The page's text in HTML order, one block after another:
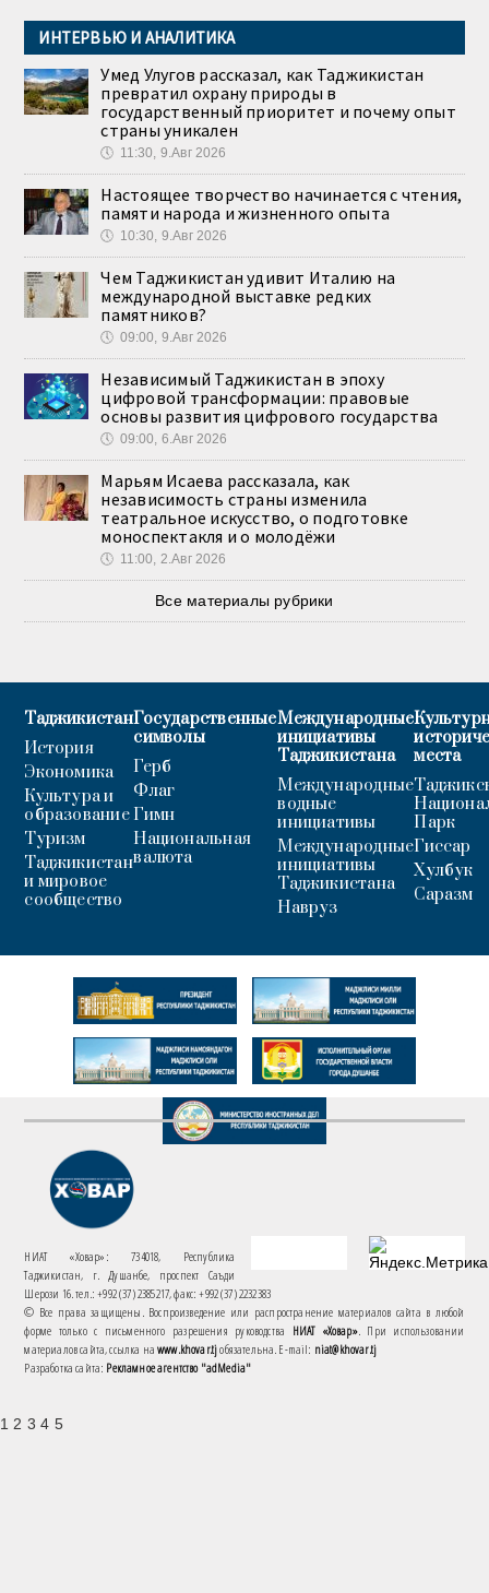
ИНТЕРВЬЮ И АНАЛИТИКА
Умед Улугов рассказал, как Таджикистан
превратил охрану природы в
государственный приоритет и почему опыт
страны уникален
🕔 11:30, 9.Авг 2026
Настоящее творчество начинается с чтения,
памяти народа и жизненного опыта
🕔 10:30, 9.Авг 2026
Чем Таджикистан удивит Италию на
международной выставке редких
памятников?
🕔 09:00, 9.Авг 2026
Независимый Таджикистан в эпоху
цифровой трансформации: правовые
основы развития цифрового государства
🕔 09:00, 6.Авг 2026
Марьям Исаева рассказала, как
независимость страны изменила
театральное искусство, о подготовке
моноспектакля и о молодёжи
🕔 11:00, 2.Авг 2026
Все материалы рубрики
Таджикистан
История
Экономика
Культура и
образование
Туризм
Таджикистан
и мировое
сообщество
Государственные
символы
Герб
Флаг
Гимн
Национальная
валюта
Международные
инициативы
Таджикистана
Международные
водные
инициативы
Международные
инициативы
Таджикистана
Навруз
места
Парк
Гиссар
Хулбук
Саразм
НИАТ «Ховар»: 734018, Республика
Таджикистан, г. Душанбе, проспект Саъди
Шерози 16. тел.: +992 (37) 2385217, факс: +992 (37) 2232383
© Все права защищены. Воспроизведение или распространение материалов сайта в любой
форме только с письменного разрешения руководства НИАТ «Ховар». При использовании
материалов сайта, ссылка наwww.khovar.tjобязательна. E-mail: niat@khovar.tj
Разработка сайта: Рекламное агентство "adMedia"
1 2 3 4 5